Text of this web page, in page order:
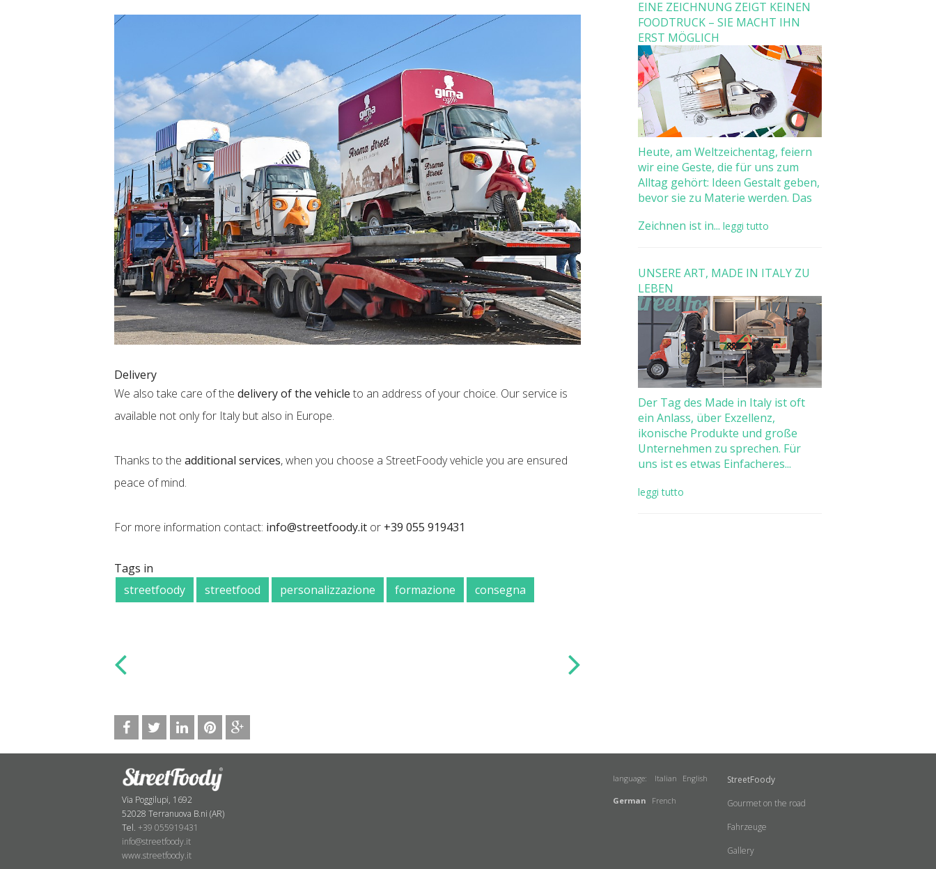
Delivery
We also take care of the delivery of the vehicle to an address of your choice. Our service is
available not only for Italy but also in Europe.
Thanks to theadditional services, when you choose a StreetFoody vehicle you are ensured
peace of mind.
For more information contact: info@streetfoody.it or +39 055 919431
Tags in
streetfoody
streetfood personalizzazione formazione consegna
EINE ZEICHNUNG ZEIGT KEINEN
FOODTRUCK – SIE MACHT IHN
ERST MÖGLICH
Heute, am Weltzeichentag, feiern
wir eine Geste, die für uns zum
Alltag gehört: Ideen Gestalt geben,
bevor sie zu Materie werden. Das
Zeichnen ist in... leggi tutto
UNSERE ART, MADE IN ITALY ZU
LEBEN
Der Tag des Made in Italy ist oft
ein Anlass, über Exzellenz,
ikonische Produkte und große
Unternehmen zu sprechen. Für
uns ist es etwas Einfacheres...
leggi tutto
Via Poggilupi, 1692
52028 Terranuova B.ni (AR)
Tel. +39 055919431
info@streetfoody.it
www.streetfoody.it
StreetFoody
Gourmet on the road
Fahrzeuge
Gallery
language: Italian English
German French